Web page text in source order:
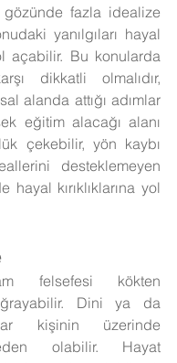
fazla idealize
yanılgıları hayal
açabilir. Bu konularda
dikkatli olmalıdır,
alanda attığı adımlar
eğitim alacağı alanı
çekebilir, yön kaybı
desteklemeyen
hayal kırıklıklarına yol
felsefesi kökten
Dini ya da
kişinin üzerinde
olabilir. Hayat